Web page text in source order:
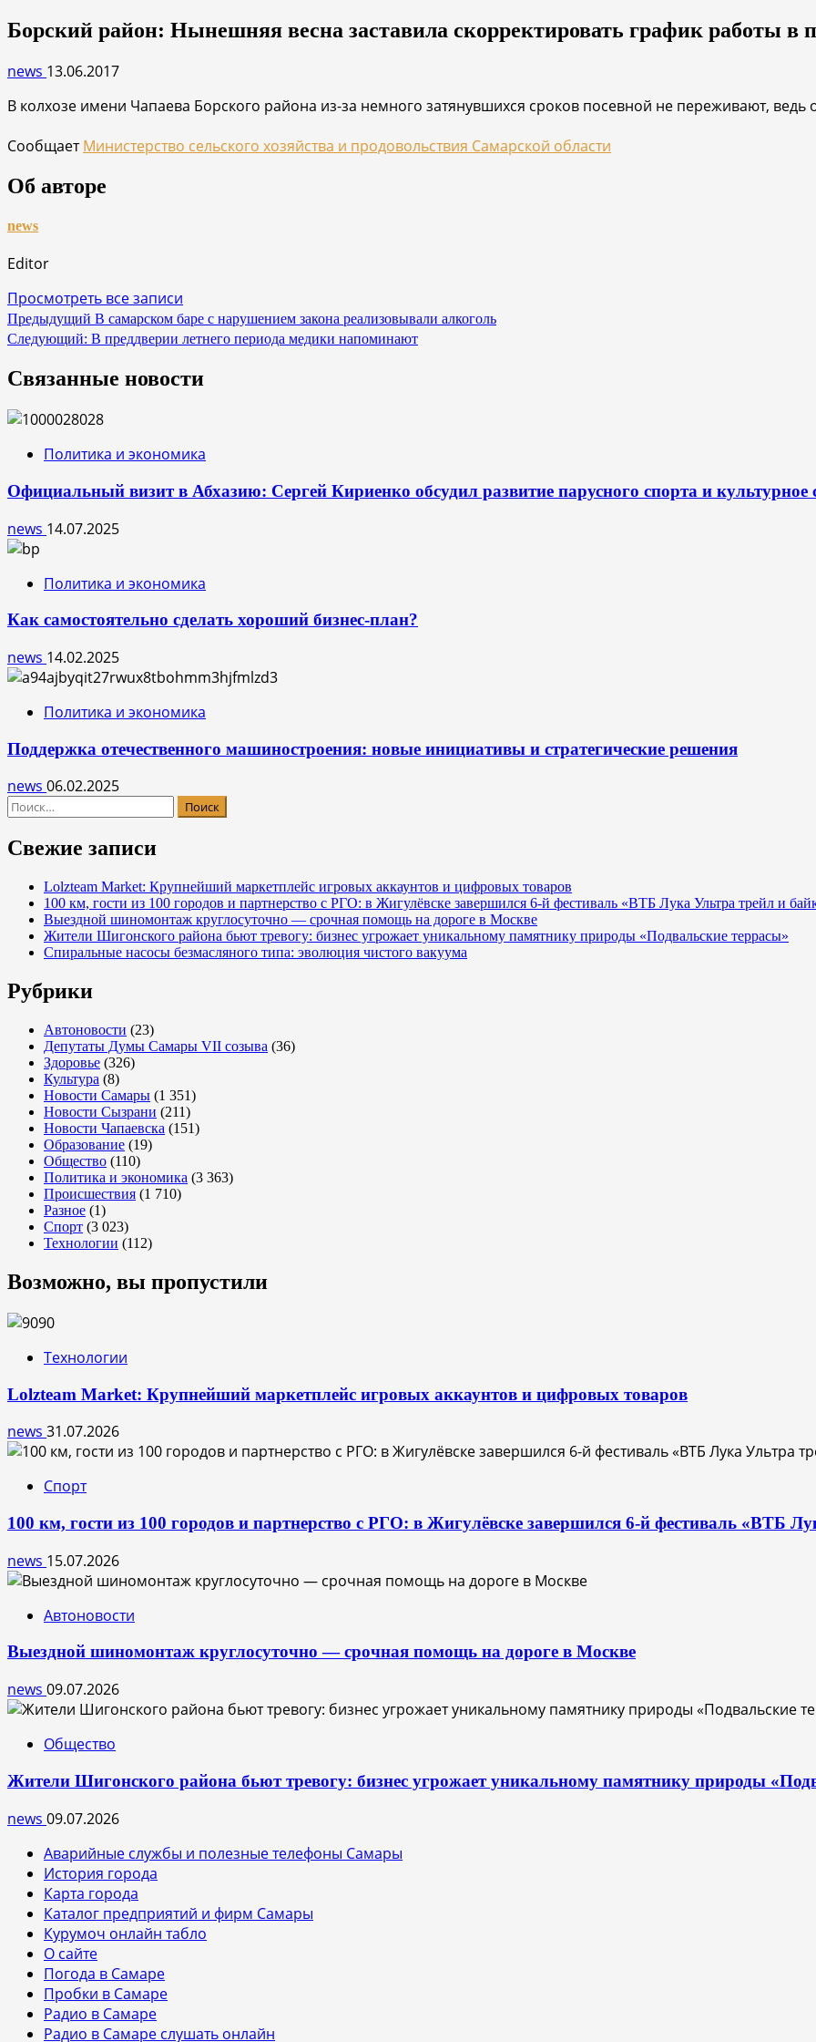
Борский район: Нынешняя весна заставила скорректировать график работы в
news 13.06.2017
В колхозе имени Чапаева Борского района из-за немного затянувшихся сроков посевной не переживают,
СообщаетМинистерство сельского хозяйства и продовольствия Самарской области
Об авторе
news
Editor
Просмотреть все записи
Навигация
по
записям
Предыдущий В самарском баре с нарушением закона реализовывали алкоголь
Следующий: В преддверии летнего периода медики напоминают
Связанные новости
Политика и экономика
Официальный визит в Абхазию: Сергей Кириенко обсудил развитие парусного спорта и культурное
news 14.07.2025
Политика и экономика
Как самостоятельно сделать хороший бизнес-план?
news 14.02.2025
Политика и экономика
Поддержка отечественного машиностроения: новые инициативы и стратегические решения
news 06.02.2025
Найти:
Свежие записи
Lolzteam Market: Крупнейший маркетплейс игровых аккаунтов и цифровых товаров
100 км, гости из 100 городов и партнерство с РГО: в Жигулёвске завершился 6-й фестиваль «ВТБ Лука Ультра трейл и
Выездной шиномонтаж круглосуточно — срочная помощь на дороге в Москве
Жители Шигонского района бьют тревогу: бизнес угрожает уникальному памятнику природы «Подвальские террасы»
Спиральные насосы безмасляного типа: эволюция чистого вакуума
Рубрики
Автоновости (23)
Депутаты Думы Самары VII созыва (36)
Здоровье (326)
Культура (8)
Новости Самары (1 351)
Новости Сызрани (211)
Новости Чапаевска (151)
Образование (19)
Общество (110)
Политика и экономика (3 363)
Происшествия (1 710)
Разное (1)
Спорт (3 023)
Технологии (112)
Возможно, вы пропустили
Технологии
Lolzteam Market: Крупнейший маркетплейс игровых аккаунтов и цифровых товаров
news 31.07.2026
Спорт
100 км, гости из 100 городов и партнерство с РГО: в Жигулёвске завершился 6-й фестиваль «ВТБ
news 15.07.2026
Автоновости
Выездной шиномонтаж круглосуточно — срочная помощь на дороге в Москве
news 09.07.2026
Общество
Жители Шигонского района бьют тревогу: бизнес угрожает уникальному памятнику природы
news 09.07.2026
Аварийные службы и полезные телефоны Самары
История города
Карта города
Каталог предприятий и фирм Самары
Курумоч онлайн табло
О сайте
Погода в Самаре
Пробки в Самаре
Радио в Самаре
Радио в Самаре слушать онлайн